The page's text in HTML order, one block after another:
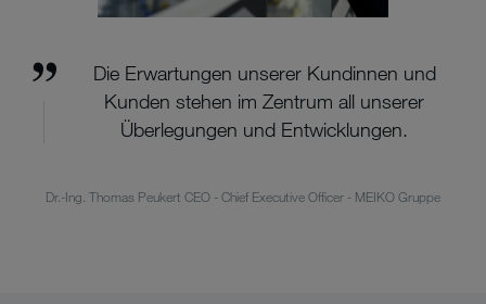
Die Erwartungen unserer Kundinnen und
Kunden stehen im Zentrum all unserer
Überlegungen und Entwicklungen.
Dr.-Ing. Thomas Peukert CEO - Chief Executive Officer - MEIKO Gruppe